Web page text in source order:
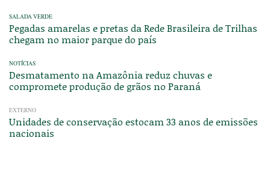
SALADA VERDE
Pegadas amarelas e pretas da Rede Brasileira de Trilhas
chegam no maior parque do país
NOTÍCIAS
Desmatamento na Amazônia reduz chuvas e
compromete produção de grãos no Paraná
EXTERNO
Unidades de conservação estocam 33 anos de emissões
nacionais